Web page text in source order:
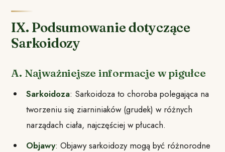
IX. Podsumowanie dotyczące
Sarkoidozy
A. Najważniejsze informacje w pigułce
Sarkoidoza: Sarkoidoza to choroba polegająca na
tworzeniu się ziarniniaków (grudek) w różnych
narządach ciała, najczęściej w płucach.
Objawy: Objawy sarkoidozy mogą być różnorodne